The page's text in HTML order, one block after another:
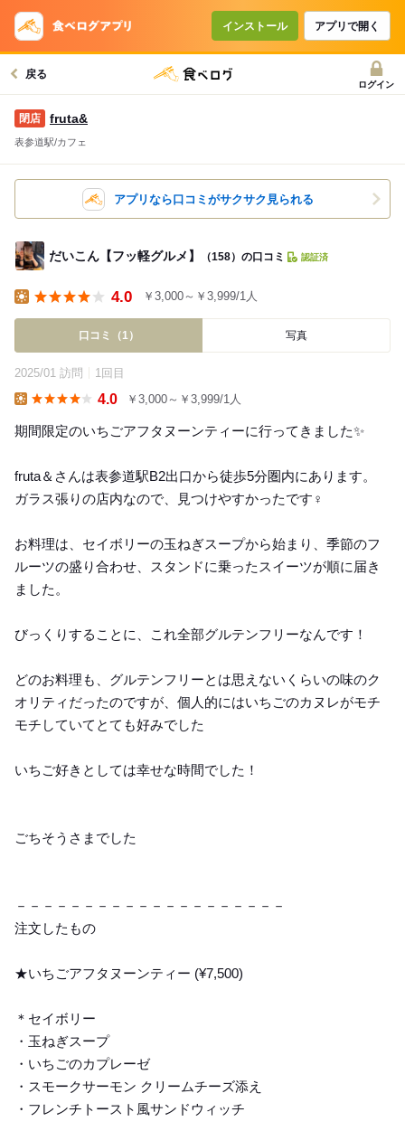
インストール アプリで開く
戻る
ログイン
fruta&
表参道駅/カフェ
アプリなら口コミがサクサク見られる
だいこん【フッ軽グルメ】 （158）の口コミ 認証済
4.0 ￥3,000～￥3,999/1人
口コミ（1） 写真
2025/01 訪問 1回目
4.0 ￥3,000～￥3,999/1人
期間限定のいちごアフタヌーンティーに行ってきました✨
fruta＆さんは表参道駅B2出口から徒歩5分圏内にあります。
ガラス張りの店内なので、見つけやすかったです‍♀️
お料理は、セイボリーの玉ねぎスープから始まり、季節のフ
ルーツの盛り合わせ、スタンドに乗ったスイーツが順に届き
ました。
びっくりすることに、これ全部グルテンフリーなんです！
どのお料理も、グルテンフリーとは思えないくらいの味のク
オリティだったのですが、個人的にはいちごのカヌレがモチ
モチしていてとても好みでした
いちご好きとしては幸せな時間でした！
ごちそうさまでした
－－－－－－－－－－－－－－－－－－－－
注文したもの
★いちごアフタヌーンティー (¥7,500)
＊セイボリー
・玉ねぎスープ
・いちごのカプレーゼ
・スモークサーモン クリームチーズ添え
・フレンチトースト風サンドウィッチ